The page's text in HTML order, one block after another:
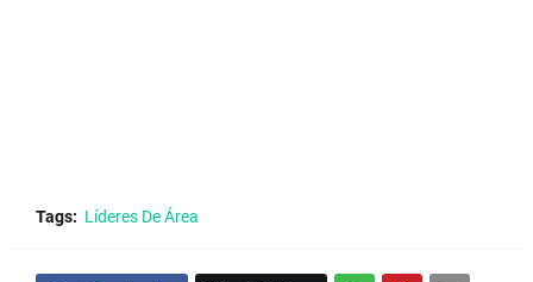
Tags: Líderes De Área